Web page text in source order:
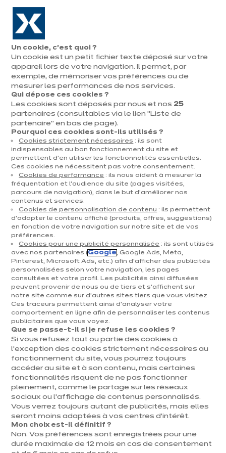
Aller à la navigation
Aller au contenu principal
Ouvrir
le
menu
magasins
Prendre
rendez-vous
Vous
êtes
ici
Accueil Cuisines Par catégorie Cuisines d'exposition mineral
Contact
Télécharger le catalogue
Prendre rendez-vous
Cuisines & aménagement
Cuisines équipées
Inspirations & conseils
Aménagement intérieur
Votre projet
À propos d'ixina
Recrutement
Newsletter
Découvrez toutes nos nouveautés
Un cookie, c’est quoi ?
Un cookie est un petit fichier texte déposé sur votre
appareil lors de votre navigation. Il permet, par
exemple, de mémoriser vos préférences ou de
mesurer les performances de nos services.
Qui dépose ces cookies ?
Les cookies sont déposés par nous et nos 25
partenaires (consultables via le lien "Liste de
partenaire" en bas de page).
Pourquoi ces cookies sont-ils utilisés ?
Cookies strictement nécessaires : ils sont
indispensables au bon fonctionnement du site et
permettent d’en utiliser les fonctionnalités essentielles.
Ces cookies ne nécessitent pas votre consentement.
Cookies de performance : ils nous aident à mesurer la
fréquentation et l’audience du site (pages visitées,
parcours de navigation), dans le but d’améliorer nos
contenus et services.
Cookies de personnalisation de contenu : ils permettent
d’adapter le contenu affiché (produits, offres, suggestions)
en fonction de votre navigation sur notre site et de vos
préférences.
Cookies pour une publicité personnalisée : ils sont utilisés
avec nos partenaires (Google, Google Ads, Meta,
Pinterest, Microsoft Ads, etc.) afin d’afficher des publicités
personnalisées selon votre navigation, les pages
consultées et votre profil. Les publicités ainsi diffusées
peuvent provenir de nous ou de tiers et s'affichent sur
notre site comme sur d’autres sites tiers que vous visitez.
Ces traceurs permettent ainsi d'analyser votre
comportement en ligne afin de personnaliser les contenus
publicitaires que vous voyez.
Que se passe-t-il si je refuse les cookies ?
Si vous refusez tout ou partie des cookies à
l’exception des cookies strictement nécessaires au
fonctionnement du site, vous pourrez toujours
accéder au site et à son contenu, mais certaines
fonctionnalités risquent de ne pas fonctionner
pleinement, comme le partage sur les réseaux
sociaux ou l’affichage de contenus personnalisés.
Vous verrez toujours autant de publicités, mais elles
seront moins adaptées à vos centres d’intérêt.
Mon choix est-il définitif ?
Non. Vos préférences sont enregistrées pour une
durée maximale de 12 mois en cas de consentement